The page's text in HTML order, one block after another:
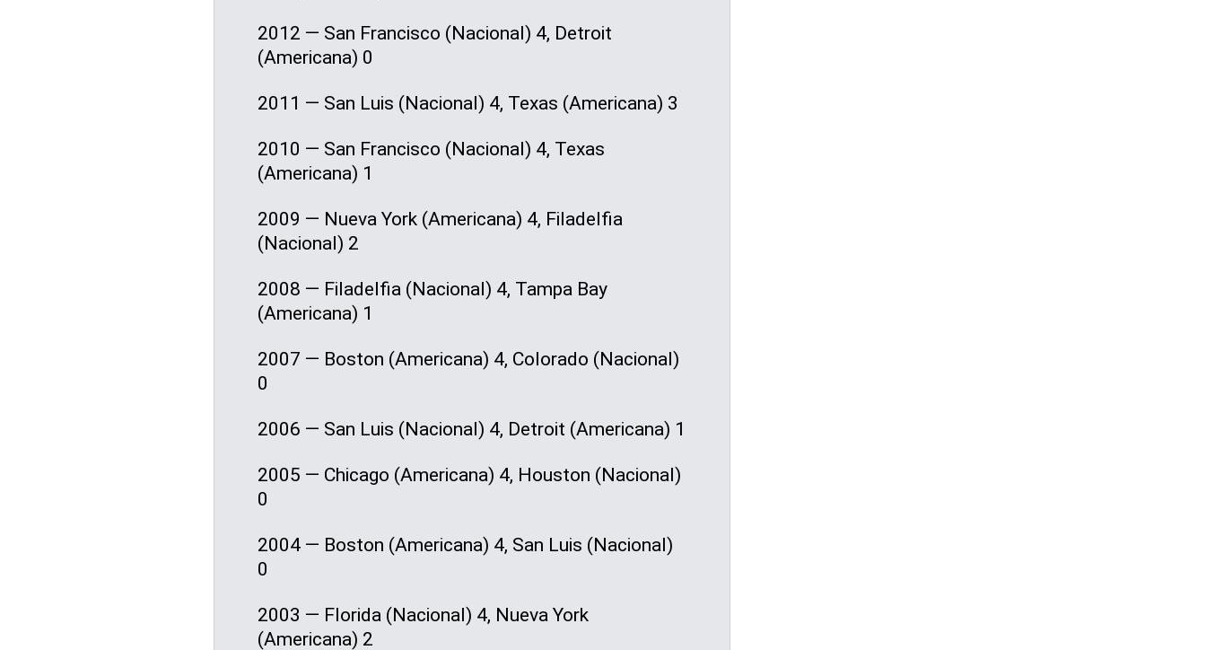
2012 — San Francisco (Nacional) 4, Detroit
(Americana) 0
2011 — San Luis (Nacional) 4, Texas (Americana) 3
2010 — San Francisco (Nacional) 4, Texas
(Americana) 1
2009 — Nueva York (Americana) 4, Filadelfia
(Nacional) 2
2008 — Filadelfia (Nacional) 4, Tampa Bay
(Americana) 1
2007 — Boston (Americana) 4, Colorado (Nacional)
0
2006 — San Luis (Nacional) 4, Detroit (Americana) 1
2005 — Chicago (Americana) 4, Houston (Nacional)
0
2004 — Boston (Americana) 4, San Luis (Nacional)
0
2003 — Florida (Nacional) 4, Nueva York
(Americana) 2